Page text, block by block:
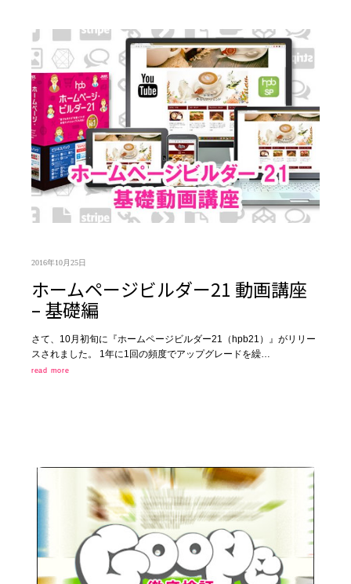
2016年10月25日
ホームページビルダー21 動画講座
– 基礎編
さて、10月初旬に『ホームページビルダー21（hpb21）』がリリー
スされました。 1年に1回の頻度でアップグレードを繰…
read more